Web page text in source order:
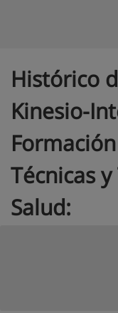
Histórico
Kinesio-
Técnicas
Salud: